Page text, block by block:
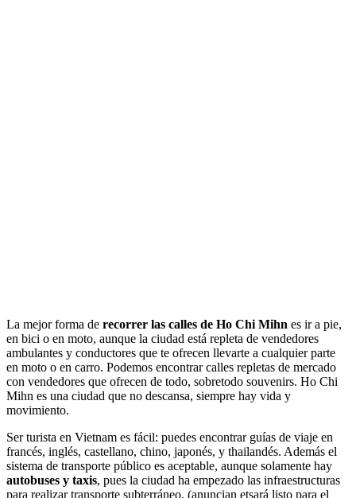
La mejor forma de recorrer las calles de Ho Chi Mihn es ir a pie,
en bici o en moto, aunque la ciudad está repleta de vendedores
ambulantes y conductores que te ofrecen llevarte a cualquier parte
en moto o en carro. Podemos encontrar calles repletas de mercado
con vendedores que ofrecen de todo, sobretodo souvenirs. Ho Chi
Mihn es una ciudad que no descansa, siempre hay vida y
movimiento.
Ser turista en Vietnam es fácil: puedes encontrar guías de viaje en
francés, inglés, castellano, chino, japonés, y thailandés. Además el
sistema de transporte público es aceptable, aunque solamente hay
autobuses y taxis, pues la ciudad ha empezado las infraestructuras
para realizar transporte subterráneo, (anuncian etsará listo para el